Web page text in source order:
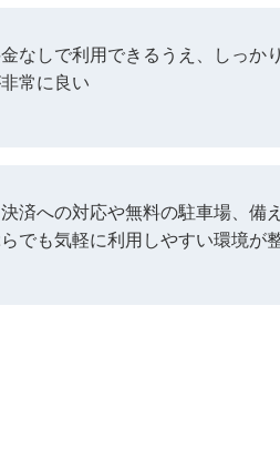
なしで利用できるうえ、しっか
常に良い
済への対応や無料の駐車場、備
でも気軽に利用しやすい環境が